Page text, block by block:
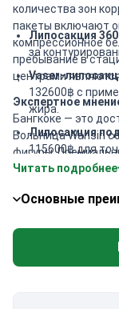
количества зон
пакеты включают
компрессионное
пребывание в
центрами
Липосакция
за
Vaser-
132600฿ с
жира.
Липосакция
115600฿ для
Липосакция
146200฿ для
Экспертное
Бангкоке — это
Больница Wansiri
фигуры.
вариантов.
Cosmetic Hospital
JCI при умеренных
Читать подробнее
Основные